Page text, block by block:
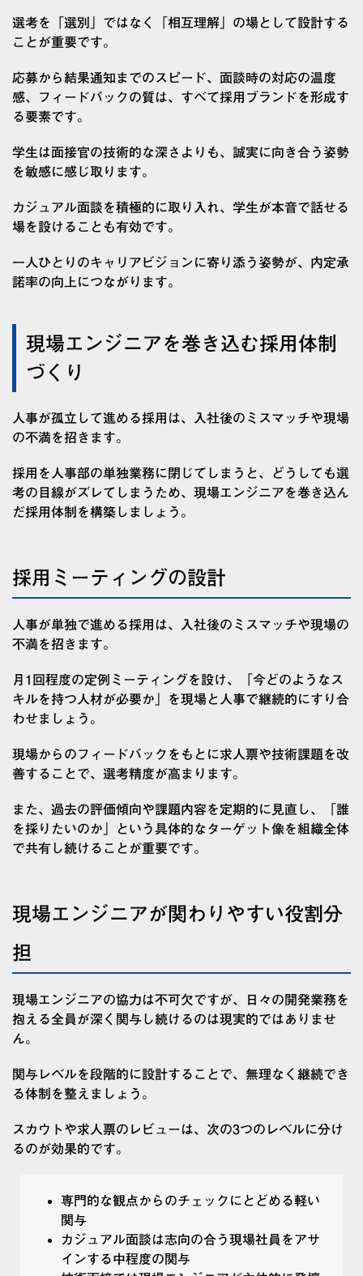
選考を「選別」ではなく「相互理解」の場として設計する
ことが重要です。
応募から結果通知までのスピード、面談時の対応の温度
感、フィードバックの質は、すべて採用ブランドを形成す
る要素です。
学生は面接官の技術的な深さよりも、誠実に向き合う姿勢
を敏感に感じ取ります。
カジュアル面談を積極的に取り入れ、学生が本音で話せる
場を設けることも有効です。
一人ひとりのキャリアビジョンに寄り添う姿勢が、内定承
諾率の向上につながります。
現場エンジニアを巻き込む採用体制
づくり
人事が孤立して進める採用は、入社後のミスマッチや現場
の不満を招きます。
採用を人事部の単独業務に閉じてしまうと、どうしても選
考の目線がズレてしまうため、現場エンジニアを巻き込ん
だ採用体制を構築しましょう。
採用ミーティングの設計
人事が単独で進める採用は、入社後のミスマッチや現場の
不満を招きます。
月1回程度の定例ミーティングを設け、「今どのようなス
キルを持つ人材が必要か」を現場と人事で継続的にすり合
わせましょう。
現場からのフィードバックをもとに求人票や技術課題を改
善することで、選考精度が高まります。
また、過去の評価傾向や課題内容を定期的に見直し、「誰
を採りたいのか」という具体的なターゲット像を組織全体
で共有し続けることが重要です。
現場エンジニアが関わりやすい役割分
担
現場エンジニアの協力は不可欠ですが、日々の開発業務を
抱える全員が深く関与し続けるのは現実的ではありませ
ん。
関与レベルを段階的に設計することで、無理なく継続でき
る体制を整えましょう。
スカウトや求人票のレビューは、次の3つのレベルに分け
るのが効果的です。
専門的な観点からのチェックにとどめる軽い
関与
カジュアル面談は志向の合う現場社員をアサ
インする中程度の関与